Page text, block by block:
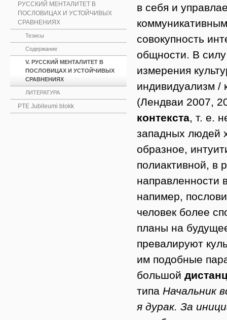
РУССКИЙ МЕНТАЛИТЕТ В
ПОСЛОВИЦАХ И УСТОЙЧИВЫХ
СРАВНЕНИЯХ
Тезисы
Содержание
V. РУССКИЙ МЕНТАЛИТЕТ В
ПОСЛОВИЦАХ И УСТОЙЧИВЫХ
СРАВНЕНИЯХ
ЛИТЕРАТУРА
PTE Jubileumi blokk
в себя и
совокупность
общности. В силу
измерения
индивидуализм /
(Лендваи 2007,
контекста, т. е.
западных людей
образное,
полиактивной, в
направленности
напимер,
человек более
планы на
превалируют
им подобные
большой
типа Начальник
я дурак. За